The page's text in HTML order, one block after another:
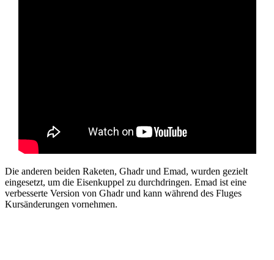
Die anderen beiden Raketen, Ghadr und Emad, wurden gezielt
eingesetzt, um die Eisenkuppel zu durchdringen. Emad ist eine
verbesserte Version von Ghadr und kann während des Fluges
Kursänderungen vornehmen.